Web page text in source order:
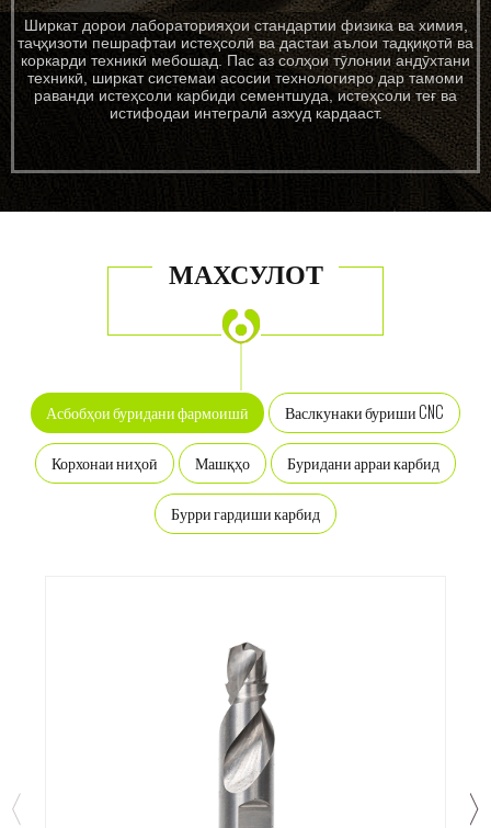
Ширкат дорои лабораторияҳои стандартии физика ва химия,
таҷҳизоти пешрафтаи истеҳсолӣ ва дастаи аълои тадқиқотӣ ва
коркарди техникӣ мебошад. Пас аз солҳои тӯлонии андӯхтани
техникӣ, ширкат системаи асосии технологияро дар тамоми
раванди истеҳсоли карбиди сементшуда, истеҳсоли теғ ва
истифодаи интегралӣ азхуд кардааст.
МАХСУЛОТ
Асбобҳои буридани фармоишӣ Васлкунаки буриши CNC
Корхонаи ниҳоӣ Машқҳо Буридани арраи карбид
Бурри гардиши карбид